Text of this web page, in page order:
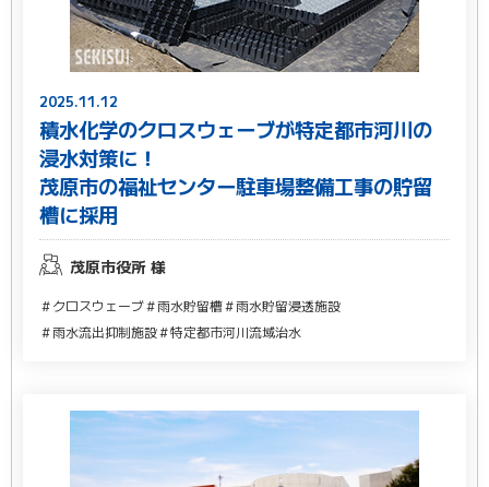
2025.11.12
積水化学のクロスウェーブが特定都市河川の
浸水対策に！
茂原市の福祉センター駐車場整備工事の貯留
槽に採用
茂原市役所 様
＃クロスウェーブ＃雨水貯留槽＃雨水貯留浸透施設
＃雨水流出抑制施設＃特定都市河川流域治水